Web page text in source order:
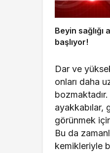
Beyin sağlığı
başlıyor!
Dar ve
onları daha
ayakkabılar,
görünmek
Bu da
kemikleriyle